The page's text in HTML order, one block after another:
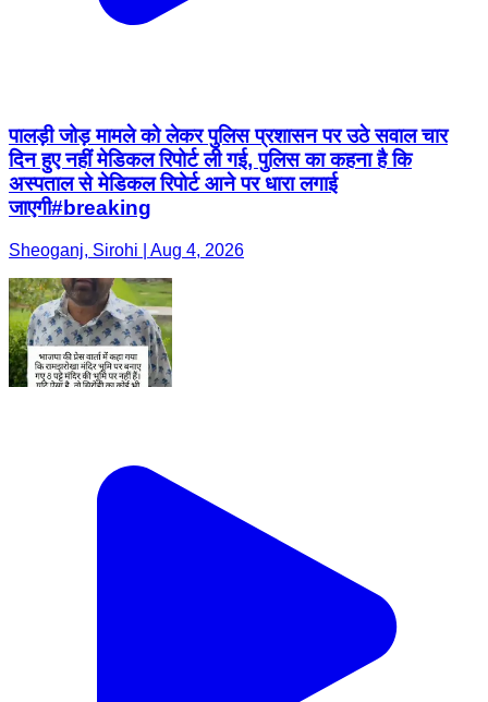
पालड़ी जोड़ मामले को लेकर पुलिस प्रशासन पर उठे सवाल चार
दिन हुए नहीं मेडिकल रिपोर्ट ली गई, पुलिस का कहना है कि
अस्पताल से मेडिकल रिपोर्ट आने पर धारा लगाई
जाएगी#breaking
Sheoganj, Sirohi | Aug 4, 2026